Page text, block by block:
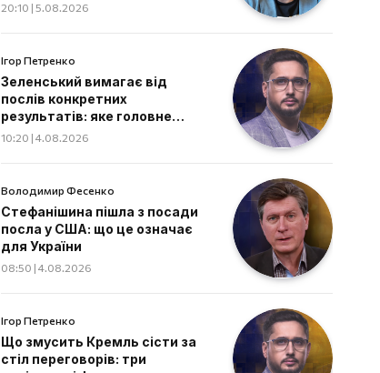
20:10 | 5.08.2026
Ігор Петренко
Зеленський вимагає від
послів конкретних
результатів: яке головне
завдання дипломатів
10:20 | 4.08.2026
Володимир Фесенко
Стефанішина пішла з посади
посла у США: що це означає
для України
08:50 | 4.08.2026
Ігор Петренко
Що змусить Кремль сісти за
стіл переговорів: три